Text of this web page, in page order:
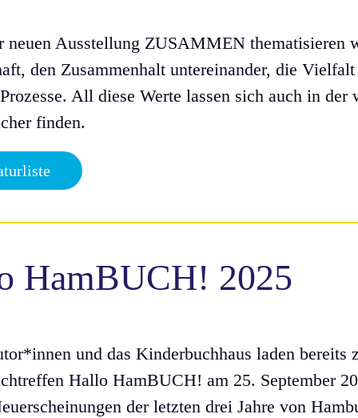
neuen Ausstellung ZUSAMMEN thematisieren
den Zusammenhalt untereinander, die
All diese Werte lassen sich auch in
finden.
HamBUCH! 2025
und das Kinderbuchhaus laden
Hallo HamBUCH! am 25. September
der letzten drei Jahre von